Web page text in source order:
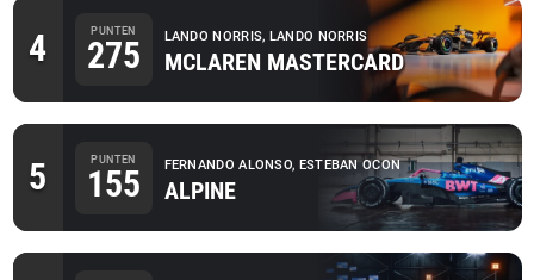
4 PUNTEN
275 LANDO NORRIS, LANDO NORRIS
MCLAREN MASTERCARD
5 PUNTEN
155 FERNANDO ALONSO, ESTEBAN OCON
ALPINE